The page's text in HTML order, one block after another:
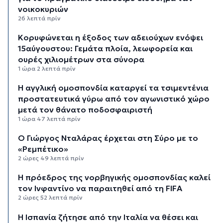
νοικοκυριών
26 λεπτά πρίν
Κορυφώνεται η έξοδος των αδειούχων ενόψει
15αύγουστου: Γεμάτα πλοία, λεωφορεία και
ουρές χιλιομέτρων στα σύνορα
1 ώρα 2 λεπτά πρίν
Η αγγλική ομοσπονδία καταργεί τα τσιμεντένια
προστατευτικά γύρω από τον αγωνιστικό χώρο
μετά τον θάνατο ποδοσφαιριστή
1 ώρα 47 λεπτά πρίν
Ο Γιώργος Νταλάρας έρχεται στη Σύρο με το
«Ρεμπέτικο»
2 ώρες 49 λεπτά πρίν
Η πρόεδρος της νορβηγικής ομοσπονδίας καλεί
τον Ινφαντίνο να παραιτηθεί από τη FIFA
2 ώρες 52 λεπτά πρίν
H Ισπανία ζήτησε από την Ιταλία να θέσει και